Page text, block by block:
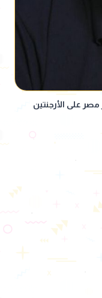
على الأرجنتين